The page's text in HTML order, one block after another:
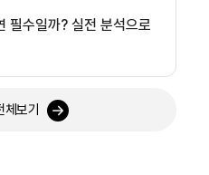
필수일까? 실전 분석으로
보기